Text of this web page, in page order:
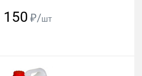
150 ₽/шт